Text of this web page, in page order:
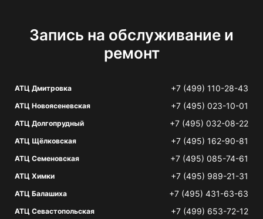
Запись на обслуживание и
ремонт
АТЦ Дмитровка +7 (499) 110-28-43
АТЦ Новоясеневская +7 (495) 023-10-01
АТЦ Долгопрудный +7 (495) 032-08-22
АТЦ Щёлковская +7 (495) 162-90-81
АТЦ Семеновская +7 (495) 085-74-61
АТЦ Химки +7 (495) 989-21-31
АТЦ Балашиха +7 (495) 431-63-63
АТЦ Севастопольская +7 (499) 653-72-12